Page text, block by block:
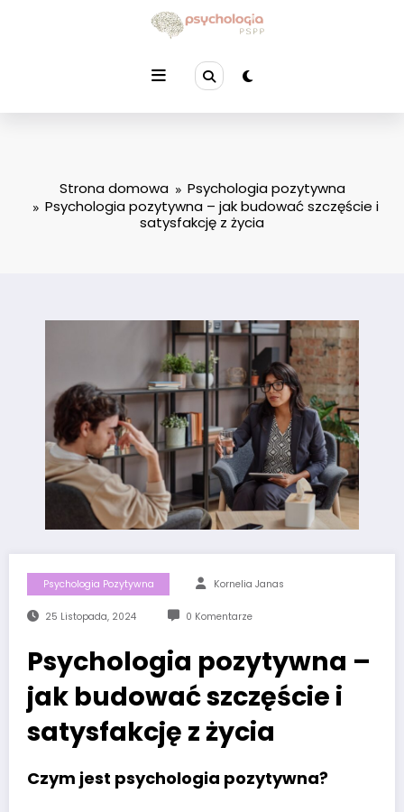
Strona domowa
Psychologia pozytywna
Psychologia pozytywna – jak budować szczęście i
satysfakcję z życia
Psychologia Pozytywna Kornelia Janas
25 Listopada, 2024 0 Komentarze
Psychologia pozytywna –
jak budować szczęście i
satysfakcję z życia
Czym jest psychologia pozytywna?